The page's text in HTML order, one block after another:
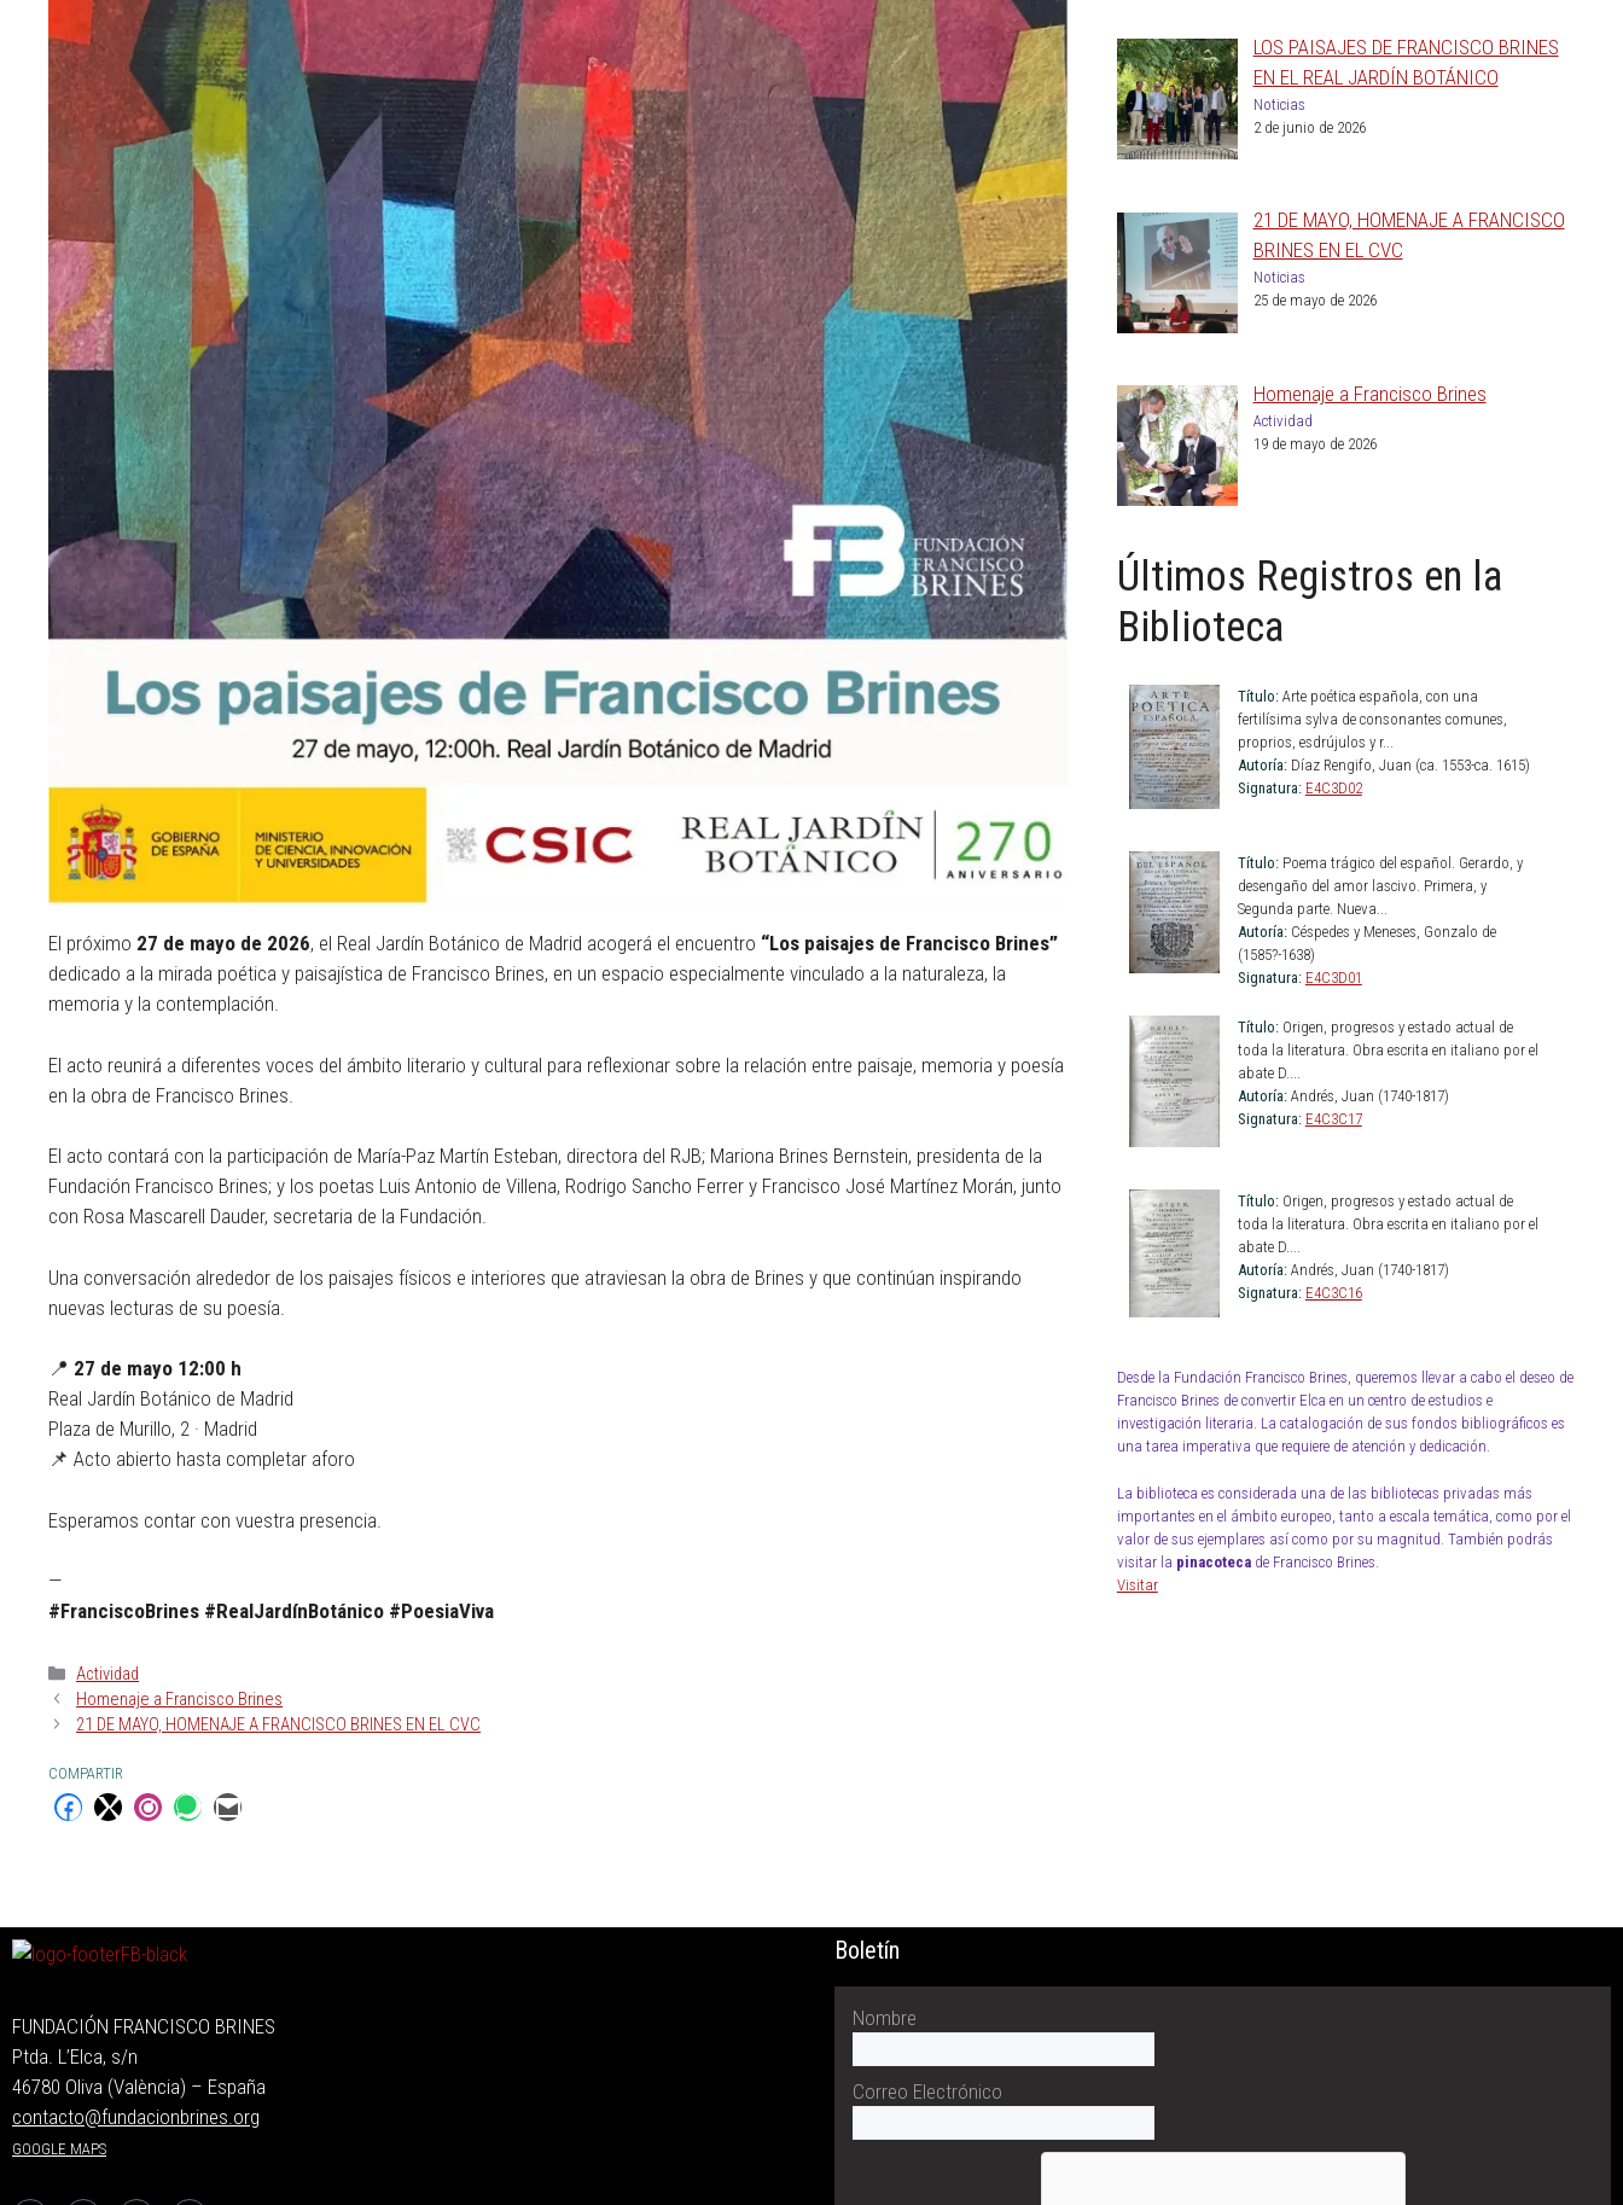
El próximo 27 de mayo de 2026, el Real Jardín Botánico de Madrid acogerá el encuentro “Los paisajes de Francisco Brines”
dedicado a la mirada poética y paisajística de Francisco Brines, en un espacio especialmente vinculado a la naturaleza, la
memoria y la contemplación.
El acto reunirá a diferentes voces del ámbito literario y cultural para reflexionar sobre la relación entre paisaje, memoria y poesía
en la obra de Francisco Brines.
El acto contará con la participación de María-Paz Martín Esteban, directora del RJB; Mariona Brines Bernstein, presidenta de la
Fundación Francisco Brines; y los poetas Luis Antonio de Villena, Rodrigo Sancho Ferrer y Francisco José Martínez Morán, junto
con Rosa Mascarell Dauder, secretaria de la Fundación.
Una conversación alrededor de los paisajes físicos e interiores que atraviesan la obra de Brines y que continúan inspirando
nuevas lecturas de su poesía.
📍 27 de mayo 12:00 h
Real Jardín Botánico de Madrid
Plaza de Murillo, 2 · Madrid
📌 Acto abierto hasta completar aforo
Esperamos contar con vuestra presencia.
—
#FranciscoBrines #RealJardínBotánico #PoesiaViva
Actividad
Homenaje a Francisco Brines
21 DE MAYO, HOMENAJE A FRANCISCO BRINES EN EL CVC
COMPARTIR
LOS PAISAJES DE FRANCISCO BRINES
EN EL REAL JARDÍN BOTÁNICO
Noticias
2 de junio de 2026
21 DE MAYO, HOMENAJE A FRANCISCO
BRINES EN EL CVC
Noticias
25 de mayo de 2026
Homenaje a Francisco Brines
Actividad
19 de mayo de 2026
Últimos Registros en la
Biblioteca
Título:Arte poética española, con una
fertilísima sylva de consonantes comunes,
proprios, esdrújulos y r...
Autoría:Díaz Rengifo, Juan (ca. 1553-ca. 1615)
Signatura: E4C3D02
Título:Poema trágico del español. Gerardo, y
desengaño del amor lascivo. Primera, y
Segunda parte. Nueva...
Autoría:Céspedes y Meneses, Gonzalo de
(1585?-1638)
Signatura: E4C3D01
Título:Origen, progresos y estado actual de
toda la literatura. Obra escrita en italiano por el
abate D....
Autoría:Andrés, Juan (1740-1817)
Signatura: E4C3C17
Título:Origen, progresos y estado actual de
toda la literatura. Obra escrita en italiano por el
abate D....
Autoría:Andrés, Juan (1740-1817)
Signatura: E4C3C16
Desde la Fundación Francisco Brines, queremos llevar a cabo el deseo de
Francisco Brines de convertir Elca en un centro de estudios e
investigación literaria. La catalogación de sus fondos bibliográficos es
una tarea imperativa que requiere de atención y dedicación.
La biblioteca es considerada una de las bibliotecas privadas más
importantes en el ámbito europeo, tanto a escala temática, como por el
valor de sus ejemplares así como por su magnitud. También podrás
visitar la pinacotecade Francisco Brines.
Visitar
FUNDACIÓN FRANCISCO BRINES
Ptda. L’Elca, s/n
46780 Oliva (València) – España
contacto@fundacionbrines.org
GOOGLE MAPS
Boletín
Nombre
Correo Electrónico